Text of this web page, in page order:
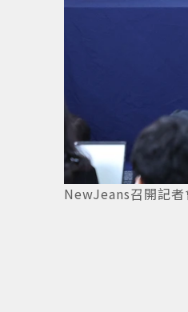
NewJeans召開記